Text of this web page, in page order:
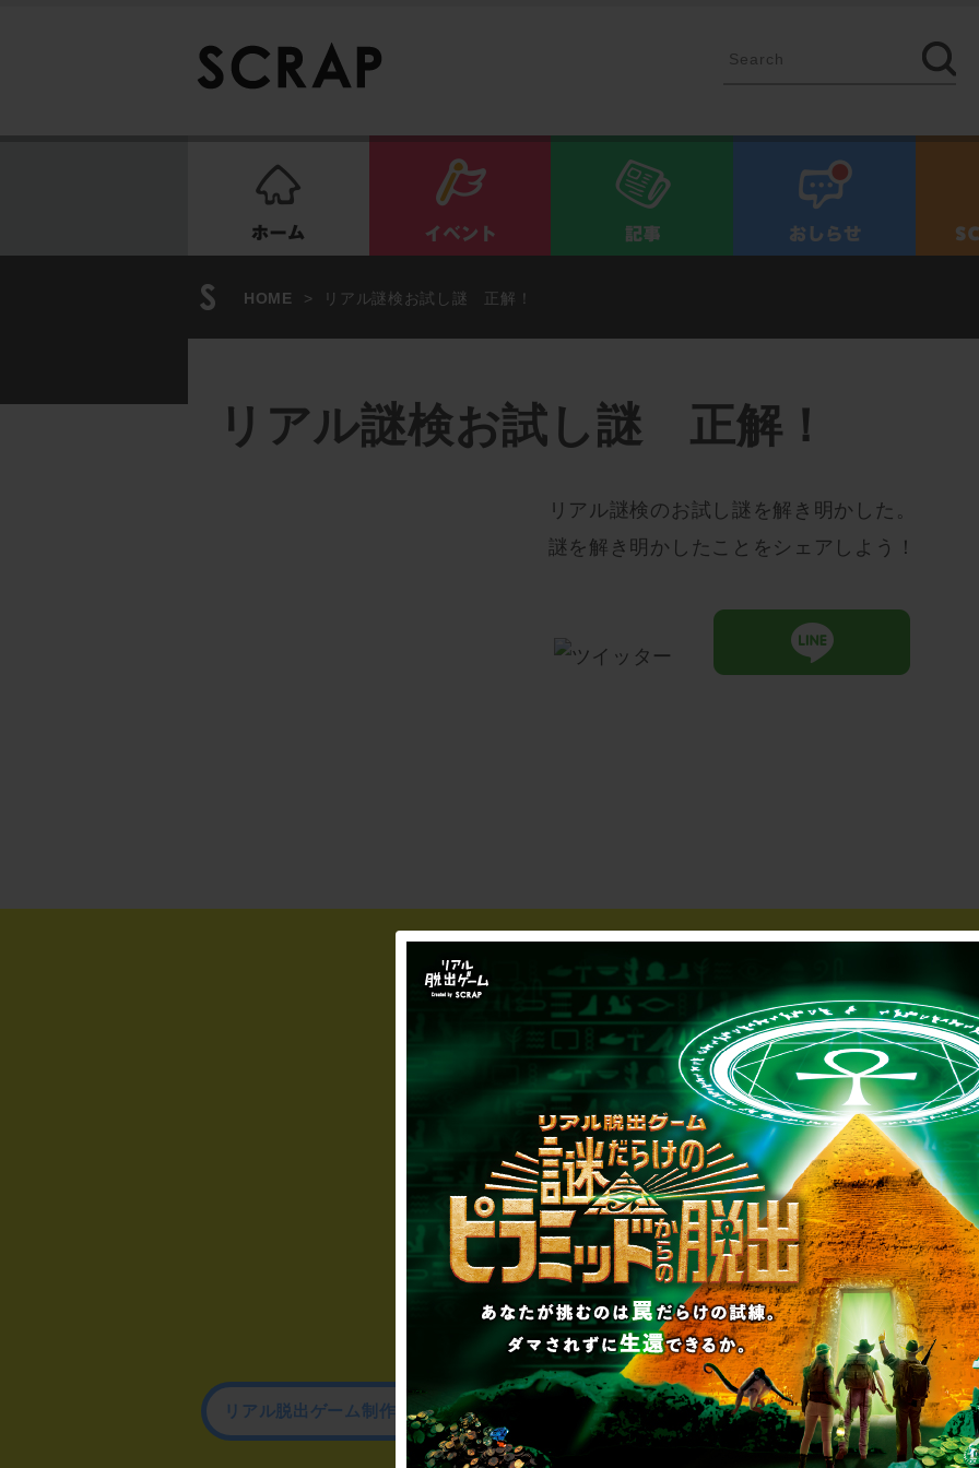
HOME > リアル謎検お試し謎 正解！
リアル謎検お試し謎 正解！
リアル謎検のお試し謎を解き明かした。
謎を解き明かしたことをシェアしよう！
制作のご相談、コラボレーションなど、
お気軽にお問い合わせください。
▼一般のお客様はこちら
公演内容、チケットのお問い合わせ
▼企業／法人の方はこちら
リアル脱出ゲーム制作のお問い合わせ 取材に関するお問い合わせ